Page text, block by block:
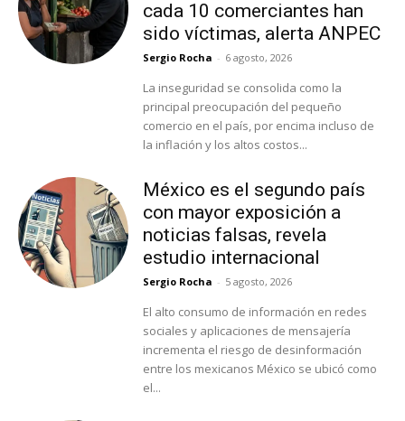
cada 10 comerciantes han
sido víctimas, alerta ANPEC
Sergio Rocha - 6 agosto, 2026
La inseguridad se consolida como la
principal preocupación del pequeño
comercio en el país, por encima incluso de
la inflación y los altos costos...
México es el segundo país
con mayor exposición a
noticias falsas, revela
estudio internacional
Sergio Rocha - 5 agosto, 2026
El alto consumo de información en redes
sociales y aplicaciones de mensajería
incrementa el riesgo de desinformación
entre los mexicanos México se ubicó como
el...